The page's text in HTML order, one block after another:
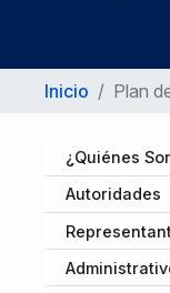
Inicio / Plan
¿Quiénes
Autoridades